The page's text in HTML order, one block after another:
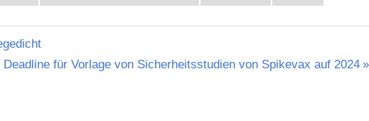
für Vorlage von Sicherheitsstudien von Spikevax auf 2024